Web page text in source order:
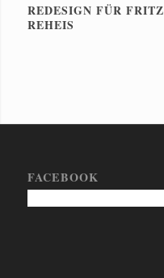
REDESIGN FÜR FRITZ
REHEIS
FACEBOOK